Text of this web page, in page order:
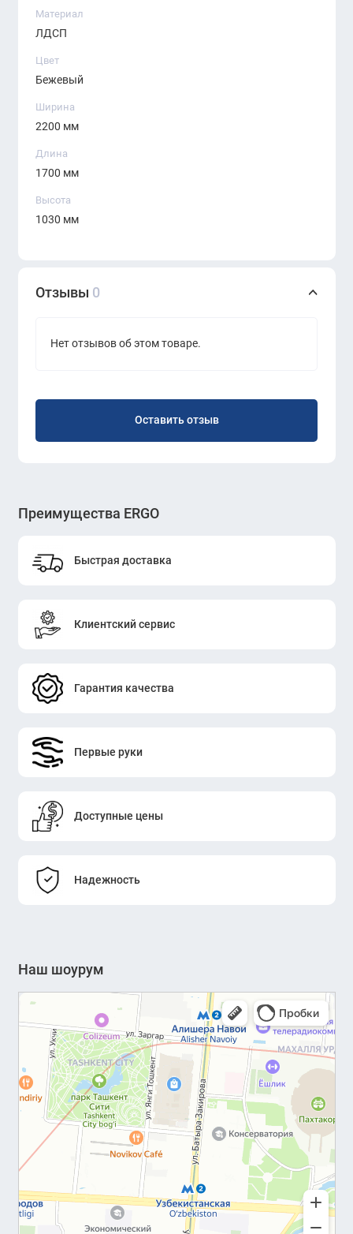
Материал
ЛДСП
Цвет
Бежевый
Ширина
2200 мм
Длина
1700 мм
Высота
1030 мм
Отзывы 0
Нет отзывов об этом товаре.
Оставить отзыв
Преимущества ERGO
Быстрая доставка
Клиентский сервис
Гарантия качества
Первые руки
Доступные цены
Надежность
Наш шоурум